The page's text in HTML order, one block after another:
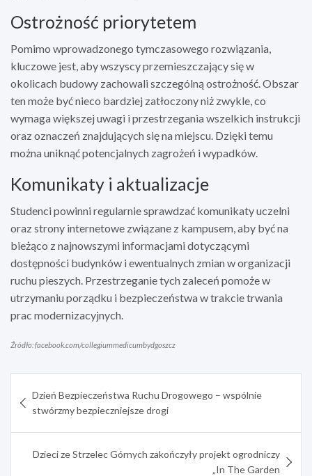
Ostrożność priorytetem
Pomimo wprowadzonego tymczasowego rozwiązania,
kluczowe jest, aby wszyscy przemieszczający się w
okolicach budowy zachowali szczególną ostrożność. Obszar
ten może być nieco bardziej zatłoczony niż zwykle, co
wymaga większej uwagi i przestrzegania wszelkich instrukcji
oraz oznaczeń znajdujących się na miejscu. Dzięki temu
można uniknąć potencjalnych zagrożeń i wypadków.
Komunikaty i aktualizacje
Studenci powinni regularnie sprawdzać komunikaty uczelni
oraz strony internetowe związane z kampusem, aby być na
bieżąco z najnowszymi informacjami dotyczącymi
dostępności budynków i ewentualnych zmian w organizacji
ruchu pieszych. Przestrzeganie tych zaleceń pomoże w
utrzymaniu porządku i bezpieczeństwa w trakcie trwania
prac modernizacyjnych.
Źródło: facebook.com/collegiummedicumbydgoszcz
wpisu
Dzień Bezpieczeństwa Ruchu Drogowego – wspólnie
stwórzmy bezpieczniejsze drogi
Dzieci ze Strzelec Górnych zakończyły projekt ogrodniczy
„In The Garden